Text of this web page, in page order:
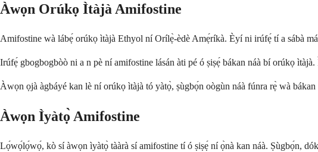
Àwọn Orúkọ Ìtàjà Amifostine
Amifostine wà lábẹ́ orúkọ ìtàjà Ethyol ní Orílẹ̀-èdè Amẹ́ríkà. Èyí ni irúfẹ́ tí a sábà
Irúfẹ́ gbogbogbòò ni a n pè ní amifostine lásán àti pé ó ṣiṣẹ́ bákan náà bí orúkọ
Àwọn ọjà àgbáyé kan lè ní orúkọ ìtàjà tó yàtọ̀, ṣùgbọ́n oògùn náà fúnra rẹ̀ wà
Àwọn Ìyàtọ̀ Amifostine
Lọ́wọ́lọ́wọ́, kò sí àwọn ìyàtọ̀ tààrà sí amifostine tí ó ṣiṣẹ́ ní ọ̀nà kan náà. Ṣùgbọ́n,